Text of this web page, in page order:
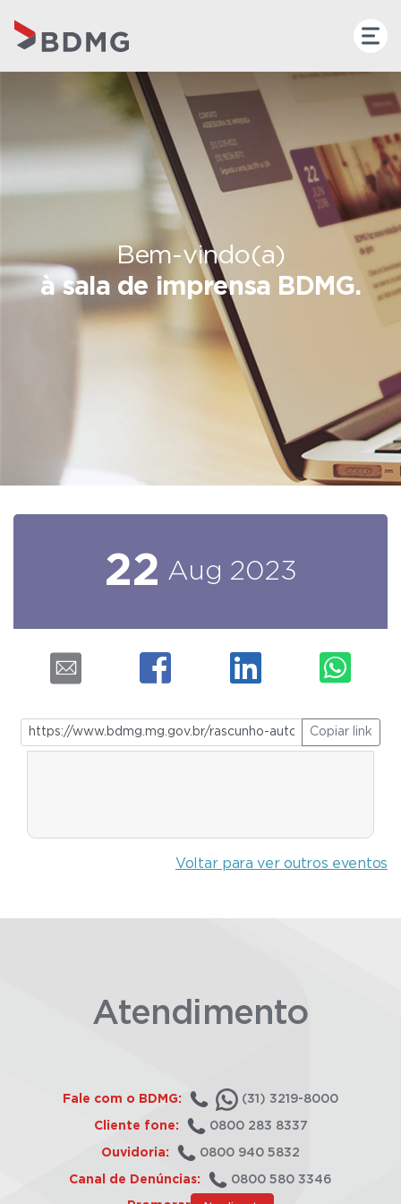
Bem-vindo(a)
à sala de imprensa BDMG.
22 Aug 2023
Copiar link
Voltar para ver outros eventos
Atendimento
Fale com o BDMG: (31) 3219-8000
Cliente fone: 0800 283 8337
Ouvidoria: 0800 940 5832
Canal de Denúncias: 0800 580 3346